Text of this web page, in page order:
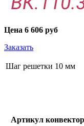
Цена 6 606 руб
Заказать
Шаг решетки 10 мм
Артикул